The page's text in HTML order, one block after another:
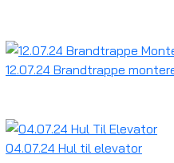
12.07.24 Brandtrappe
04.07.24 Hul til elevator